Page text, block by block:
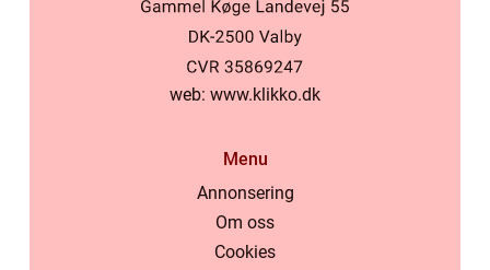
web: www.klikko.dk
Menu
Annonsering
Om oss
Cookies